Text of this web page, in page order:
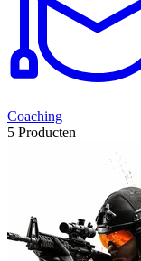
Coaching
5 Producten